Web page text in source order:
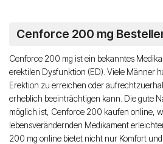
Cenforce 200 mg
Cenforce 200 mg ist ein bekanntes
erektilen Dysfunktion (ED). Viele Männer
Erektion zu erreichen oder
erheblich beeinträchtigen kann. Die gute
möglich ist, Cenforce 200 kaufen online,
lebensverändernden Medikament
200 mg online bietet nicht nur Komfort